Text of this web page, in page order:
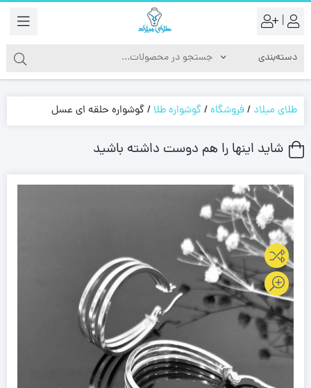
|
طلای میلاد /فروشگاه/گوشواره طلا/گوشواره حلقه ای عسل
شاید اینها را هم دوست داشته باشید